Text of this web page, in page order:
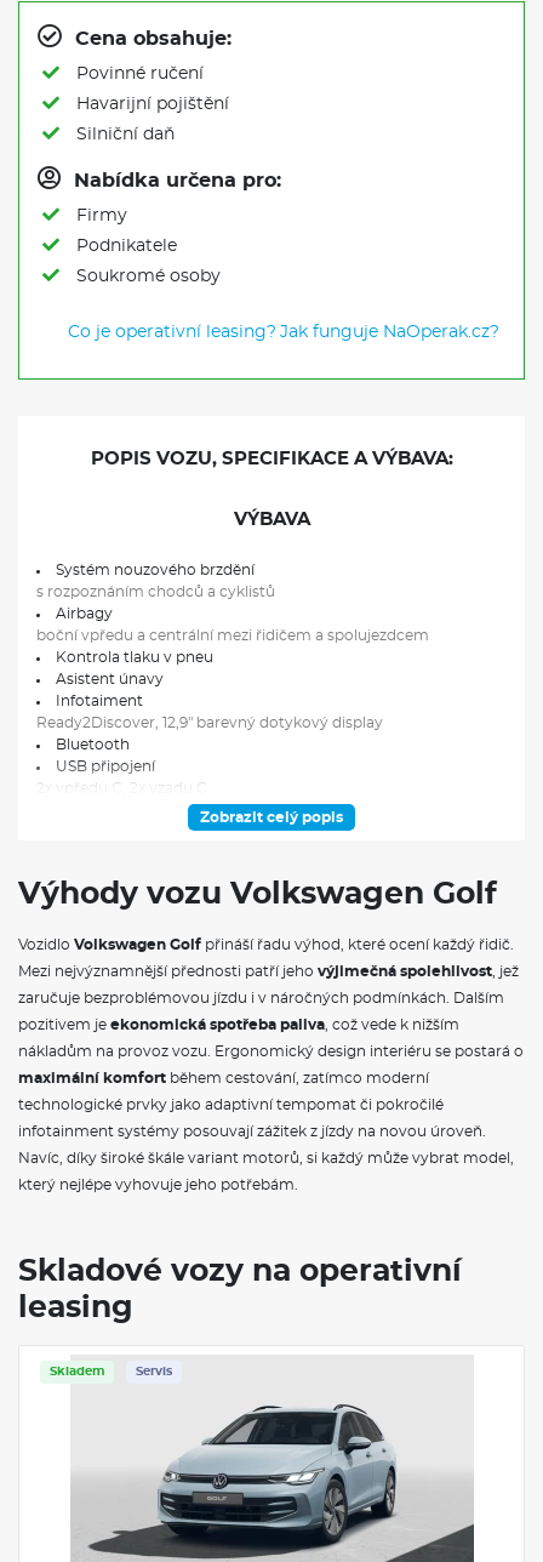
Cena obsahuje:
Povinné ručení
Havarijní pojištění
Silniční daň
Nabídka určena pro:
Firmy
Podnikatele
Soukromé osoby
Co je operativní leasing? Jak funguje NaOperak.cz?
POPIS VOZU, SPECIFIKACE A VÝBAVA:
VÝBAVA
Systém nouzového brzdění
s rozpoznáním chodců a cyklistů
Airbagy
boční vpředu a centrální mezi řidičem a spolujezdcem
Kontrola tlaku v pneu
Asistent únavy
Infotaiment
Ready2Discover, 12,9" barevný dotykový display
Bluetooth
USB připojení
2x vpředu C, 2x vzadu C
Parkovací senzory
3 roky/90.000 km
adaptivní ACC, regulace odstupu vozidel, omezovač, prediktivní
funkce
bezdrátové (rádio, navigace)
Klimatizace automatická
senzor kvality vnějšího vzduchu, 3zónová
Bezklíčové startování
Zadní světlomety LED
Vnější zpětná zrcátka
asferické na straně řidiče, konvexní na straně spolujezdce,
vyhřívaná, s pamětí
Oddělené LED denní svícení, automatický spínač
zpětné, s automatickou clonou
Multifunkční volant
lišta přístrojové desky, lišty výplní dveří, odkládací přihrádky, 10
Interiérový dekor
Chromové provedení ovládacích prvků, "Nature Cross Brushed"
Digital Cockpit
PRO, volitelné profily, barevný multifunkční ukazatel
Zobrazit celý popis
Výhody vozu Volkswagen Golf
Vozidlo Volkswagen Golf přináší řadu výhod, které ocení každý řidič.
Mezi nejvýznamnější přednosti patří jeho výjimečná spolehlivost , jež
zaručuje bezproblémovou jízdu i v náročných podmínkách. Dalším
pozitivem je ekonomická spotřeba paliva , což vede k nižším
nákladům na provoz vozu. Ergonomický design interiéru se postará o
maximální komfort během cestování, zatímco moderní
technologické prvky jako adaptivní tempomat či pokročilé
infotainment systémy posouvají zážitek z jízdy na novou úroveň.
Navíc, díky široké škále variant motorů, si každý může vybrat model,
který nejlépe vyhovuje jeho potřebám.
Skladové vozy na operativní
leasing
Skladem Servis